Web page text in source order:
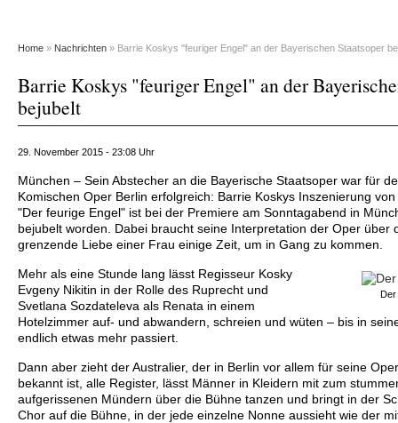
Home » Nachrichten » Barrie Koskys "feuriger Engel" an der Bayerischen Staatsoper
Barrie Koskys "feuriger Engel" an der
bejubelt
29. November 2015 - 23:08 Uhr
München – Sein Abstecher an die Bayerische Staatsoper war für
Komischen Oper Berlin erfolgreich: Barrie Koskys Inszenierung
"Der feurige Engel" ist bei der Premiere am Sonntagabend in
bejubelt worden. Dabei braucht seine Interpretation der Oper über
grenzende Liebe einer Frau einige Zeit, um in Gang zu kommen.
Der
Mehr als eine Stunde lang lässt Regisseur Kosky
Evgeny Nikitin in der Rolle des Ruprecht und
Svetlana Sozdateleva als Renata in einem
Hotelzimmer auf- und abwandern, schreien und wüten – bis in
endlich etwas mehr passiert.
Dann aber zieht der Australier, der in Berlin vor allem für seine
bekannt ist, alle Register, lässt Männer in Kleidern mit zum
aufgerissenen Mündern über die Bühne tanzen und bringt in der
Chor auf die Bühne, in der jede einzelne Nonne aussieht wie der